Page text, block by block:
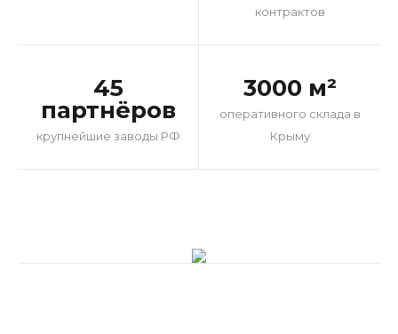
контрактов
45
партнёров
крупнейшие заводы РФ
3000 м²
оперативного склада в
Крыму